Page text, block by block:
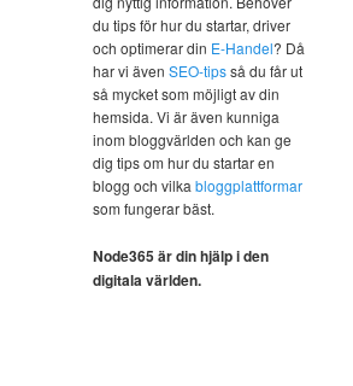
du tips för hur du startar, driver
och optimerar din E-Handel? Då
har vi även SEO-tipsså du får ut
så mycket som möjligt av din
hemsida. Vi är även kunniga
inom bloggvärlden och kan ge
dig tips om hur du startar en
blogg och vilka bloggplattformar
som fungerar bäst.
Node365 är din hjälp i den
digitala världen.